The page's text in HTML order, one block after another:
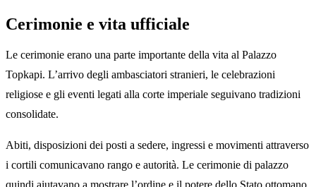
Cerimonie e vita ufficiale
Le cerimonie erano una parte importante della vita al Palazzo
Topkapi. L’arrivo degli ambasciatori stranieri, le celebrazioni
religiose e gli eventi legati alla corte imperiale seguivano tradizioni
consolidate.
Abiti, disposizioni dei posti a sedere, ingressi e movimenti attraverso
i cortili comunicavano rango e autorità. Le cerimonie di palazzo
quindi aiutavano a mostrare l’ordine e il potere dello Stato ottomano.